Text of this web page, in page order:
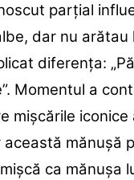
parțial
dar nu arătau
diferența:
Momentul a
mișcările iconice
această mănușă
ca mănușa